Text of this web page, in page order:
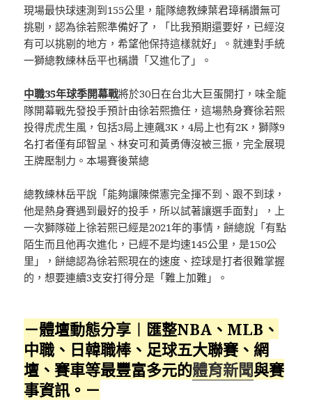
現場最快球速測到155公里，龍隊總教練葉君璋稱讚無可
挑剔，認為徐若熙準備好了，「比我預期還要好，已經沒
有可以挑剔的地方，希望他保持這樣就好」。就連對手統
一獅總教練林岳平也稱讚「又進化了」。
中職35年球季開幕戰將於30日在台北大巨蛋開打，味全龍
隊開幕戰先發投手預計由徐若熙擔任，這場熱身賽徐若熙
投得虎虎生風，包括3局上連飆3K，4局上也有2K，獅隊9
名打者僅有邱智呈、林安可和黃勇傳沒被三振，完全展現
王牌壓制力。本場賽後葉總
總教練林岳平說「能夠讓陳傑憲完全揮不到、跟不到球，
他是熱身賽遇到最好的投手，所以試著讓選手面對」，上
一次獅隊碰上徐若熙已經是2021年的事情，餅總說「有點
陌生而且他再次進化，已經不是均速145公里，是150公
里」，餅總認為徐若熙現在的速度、控球是打者很難掌握
的，想要連續3支安打得分是「難上加難」。
－體壇動態分享︱匯整NBA、MLB、
中職、日韓職棒、足球五大聯賽、網
壇、賽車等最豐富多元的體育新聞與賽
事資訊。－